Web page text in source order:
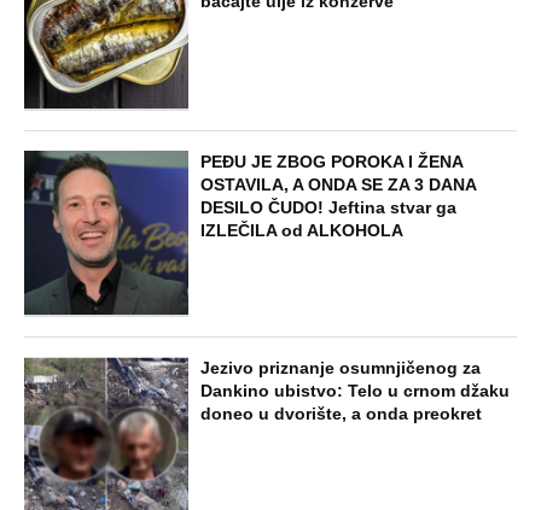
PEĐU JE ZBOG POROKA I ŽENA
OSTAVILA, A ONDA SE ZA 3 DANA
DESILO ČUDO! Jeftina stvar ga
IZLEČILA od ALKOHOLA
Jezivo priznanje osumnjičenog za
Dankino ubistvo: Telo u crnom džaku
doneo u dvorište, a onda preokret